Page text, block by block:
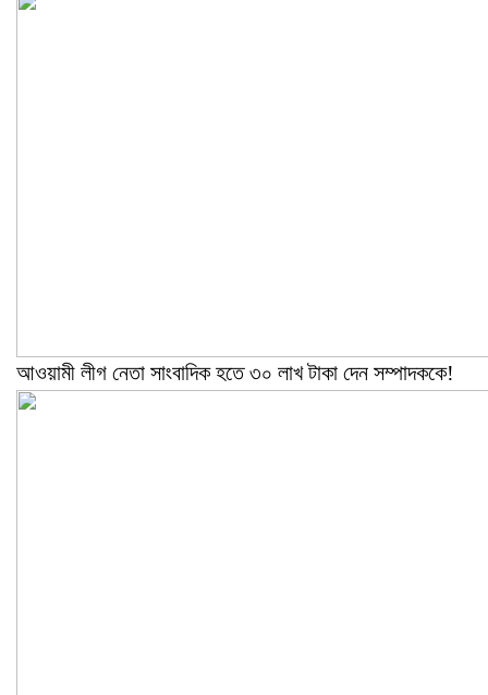
আওয়ামী লীগ নেতা সাংবাদিক হতে ৩০ লাখ টাকা দেন সম্পাদককে!